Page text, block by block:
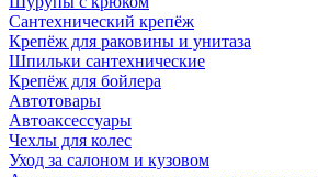
Сантехнический крепёж
Крепёж для раковины и унитаза
Шпильки сантехнические
Крепёж для бойлера
Автотовары
Автоаксессуары
Чехлы для колес
Уход за салоном и кузовом